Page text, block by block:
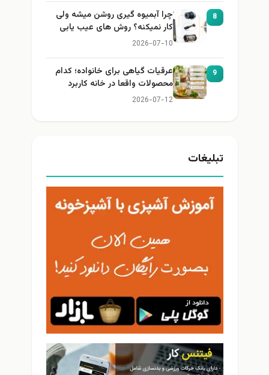
8
چرا آبمیوه گیری روشن میشه ولی
کار نمیکنه؟ روش های عیب یابی
2026-07-10
9
عرقیات گیاهی برای خانواده؛ کدام
محصولات واقعا در خانه کاربرد
دارند؟
2026-07-12
تبلیغات